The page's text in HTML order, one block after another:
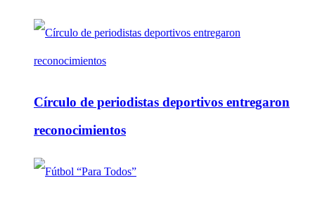
Círculo de periodistas deportivos entregaron
reconocimientos